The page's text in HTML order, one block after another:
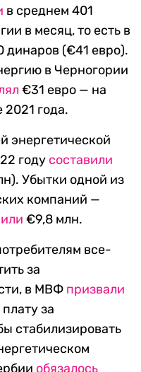
в среднем 401
в месяц, то есть в
(€41 евро).
в Черногории
€31 евро — на
2021 года.
энергетической
году составили
Убытки одной из
компаний —
€9,8 млн.
все-
за
в МВФ призвали
за
стабилизировать
обязалось